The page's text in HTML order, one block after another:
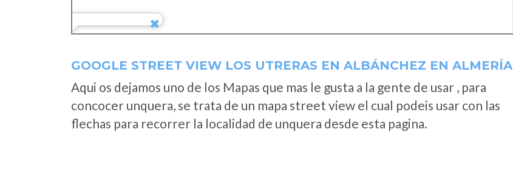
GOOGLE STREET VIEW LOS UTRERAS EN ALBÁNCHEZ EN ALMERÍA
Aqui os dejamos uno de los Mapas que mas le gusta a la gente de usar , para
concocer unquera, se trata de un mapa street view el cual podeis usar con las
flechas para recorrer la localidad de unquera desde esta pagina.